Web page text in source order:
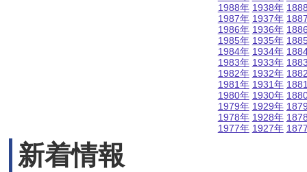
1988年
1987年
1986年
1985年
1984年
1983年
1982年
1981年
1980年
1979年
1978年
1977年
1938年
1937年
1936年
1935年
1934年
1933年
1932年
1931年
1930年
1929年
1928年
1927年
新着情報